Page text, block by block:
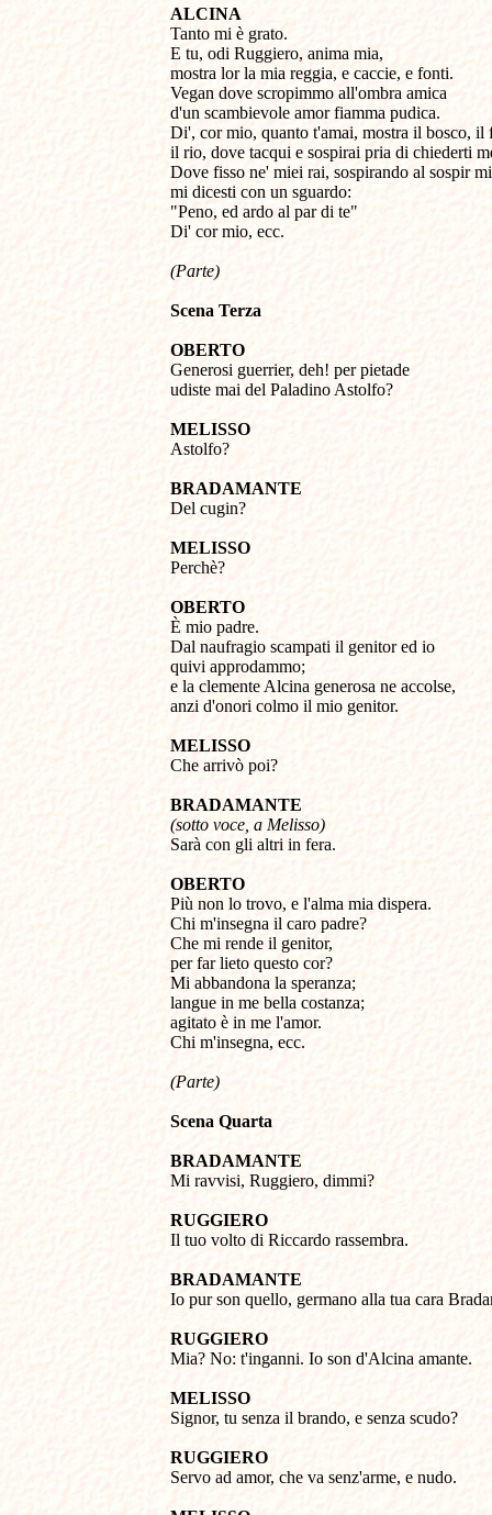
ALCINA
Tanto mi è grato.
E tu, odi Ruggiero, anima mia,
mostra lor la mia reggia, e caccie, e fonti.
Vegan dove scropimmo all'ombra amica
d'un scambievole amor fiamma pudica.
Di', cor mio, quanto t'amai, mostra il bosco, il
il rio, dove tacqui e sospirai pria di chiederti
Dove fisso ne' miei rai, sospirando al sospir
mi dicesti con un sguardo:
"Peno, ed ardo al par di te"
Di' cor mio, ecc.
(Parte)
Scena Terza
OBERTO
Generosi guerrier, deh! per pietade
udiste mai del Paladino Astolfo?
MELISSO
Astolfo?
BRADAMANTE
Del cugin?
MELISSO
Perchè?
OBERTO
È mio padre.
Dal naufragio scampati il genitor ed io
quivi approdammo;
e la clemente Alcina generosa ne accolse,
anzi d'onori colmo il mio genitor.
MELISSO
Che arrivò poi?
BRADAMANTE
(sotto voce, a Melisso)
Sarà con gli altri in fera.
OBERTO
Più non lo trovo, e l'alma mia dispera.
Chi m'insegna il caro padre?
Che mi rende il genitor,
per far lieto questo cor?
Mi abbandona la speranza;
langue in me bella costanza;
agitato è in me l'amor.
(Parte)
Scena Quarta
BRADAMANTE
Mi ravvisi, Ruggiero, dimmi?
RUGGIERO
Il tuo volto di Riccardo rassembra.
BRADAMANTE
Io pur son quello, germano alla tua cara
RUGGIERO
Mia? No: t'inganni. Io son d'Alcina amante.
MELISSO
Signor, tu senza il brando, e senza scudo?
RUGGIERO
Servo ad amor, che va senz'arme, e nudo.